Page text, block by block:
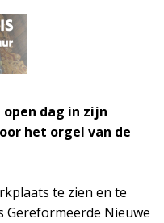
dag in zijn
het orgel van de
te zien en te
Gereformeerde Nieuwe